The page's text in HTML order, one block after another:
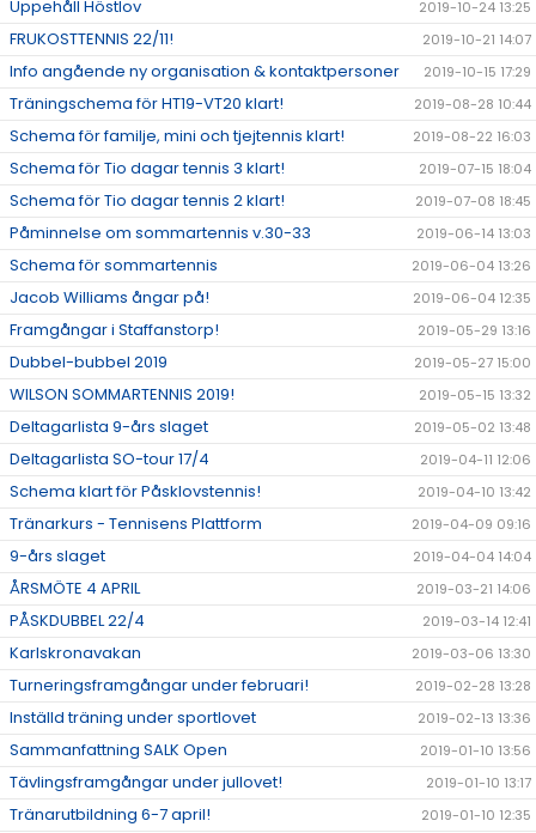
Uppehåll Höstlov 2019-10-24 13:25
FRUKOSTTENNIS 22/11! 2019-10-21 14:07
Info angående ny organisation & kontaktpersoner 2019-10-15 17:29
Träningschema för HT19-VT20 klart! 2019-08-28 10:44
Schema för familje, mini och tjejtennis klart! 2019-08-22 16:03
Schema för Tio dagar tennis 3 klart! 2019-07-15 18:04
Schema för Tio dagar tennis 2 klart! 2019-07-08 18:45
Påminnelse om sommartennis v.30-33 2019-06-14 13:03
Schema för sommartennis 2019-06-04 13:26
Jacob Williams ångar på! 2019-06-04 12:35
Framgångar i Staffanstorp! 2019-05-29 13:16
Dubbel-bubbel 2019 2019-05-27 15:00
WILSON SOMMARTENNIS 2019! 2019-05-15 13:32
Deltagarlista 9-års slaget 2019-05-02 13:48
Deltagarlista SO-tour 17/4 2019-04-11 12:06
Schema klart för Påsklovstennis! 2019-04-10 13:42
Tränarkurs - Tennisens Plattform 2019-04-09 09:16
9-års slaget 2019-04-04 14:04
ÅRSMÖTE 4 APRIL 2019-03-21 14:06
PÅSKDUBBEL 22/4 2019-03-14 12:41
Karlskronavakan 2019-03-06 13:30
Turneringsframgångar under februari! 2019-02-28 13:28
Inställd träning under sportlovet 2019-02-13 13:36
Sammanfattning SALK Open 2019-01-10 13:56
Tävlingsframgångar under jullovet! 2019-01-10 13:17
Tränarutbildning 6-7 april! 2019-01-10 12:35